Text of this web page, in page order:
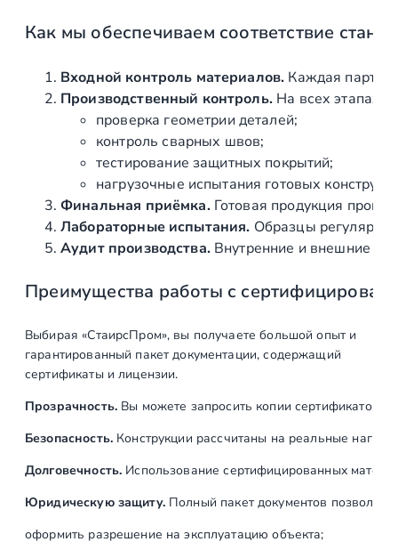
Как мы обеспечиваем соответствие
Входной контроль материалов. Каждая партия
Производственный контроль.На всех этапах
проверка геометрии деталей;
контроль сварных швов;
тестирование защитных покрытий;
нагрузочные испытания готовых
Финальная приёмка.Готовая продукция
Лабораторные испытания. Образцы регулярно
Аудит производства.Внутренние и внешние
Преимущества работы с
Выбирая «СтаирсПром», вы получаете большой опыт и
гарантированный пакет документации, содержащий
сертификаты и лицензии.
Прозрачность.Вы можете запросить копии сертификатов
Безопасность.Конструкции рассчитаны на реальные
Долговечность. Использование сертифицированных
Юридическую защиту.Полный пакет документов позволяет:
оформить разрешение на эксплуатацию объекта;